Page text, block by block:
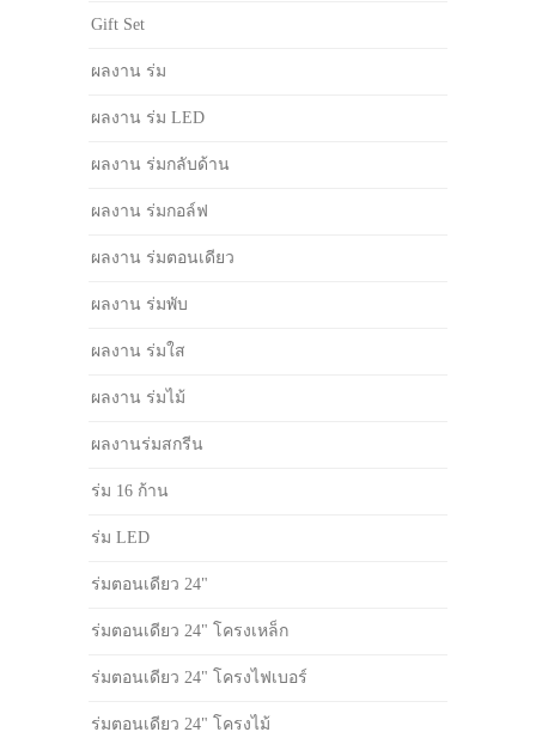
Gift Set
ผลงาน ร่ม
ผลงาน ร่ม LED
ผลงาน ร่มกลับด้าน
ผลงาน ร่มกอล์ฟ
ผลงาน ร่มตอนเดียว
ผลงาน ร่มพับ
ผลงาน ร่มใส
ผลงาน ร่มไม้
ผลงานร่มสกรีน
ร่ม 16 ก้าน
ร่ม LED
ร่มตอนเดียว 24"
ร่มตอนเดียว 24" โครงเหล็ก
ร่มตอนเดียว 24" โครงไฟเบอร์
ร่มตอนเดียว 24" โครงไม้